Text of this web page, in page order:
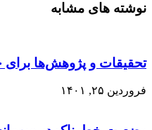
نوشته های مشابه
تحقیقات و پژوهش‌ها
فروردین ۲۵, ۱۴۰۱